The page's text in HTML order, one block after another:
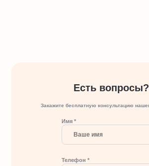
Есть вопросы?
Закажите бесплатную консультацию
Имя *
Телефон *